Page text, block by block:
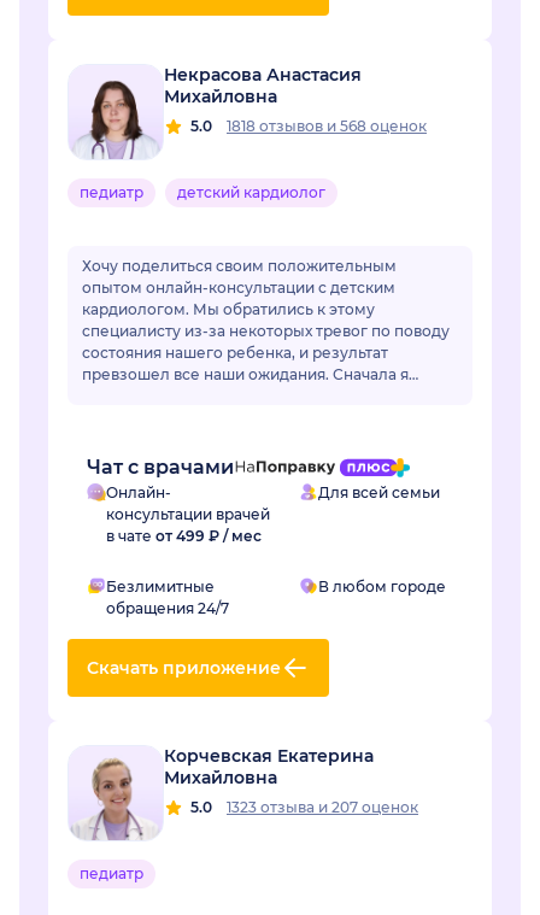
Некрасова Анастасия
Михайловна
5.0 1818 отзывов и 568 оценок
педиатр детский кардиолог
Хочу поделиться своим положительным
опытом онлайн-консультации с детским
кардиологом. Мы обратились к этому
специалисту из-за некоторых тревог по поводу
состояния нашего ребенка, и результат
превзошел все наши ожидания. Сначала я
Чат с врачами
Онлайн-
консультации врачей
в чате от 499 ₽ / мес
Для всей семьи
Безлимитные
обращения 24/7
В любом городе
Скачать приложение
Корчевская Екатерина
Михайловна
5.0 1323 отзыва и 207 оценок
педиатр